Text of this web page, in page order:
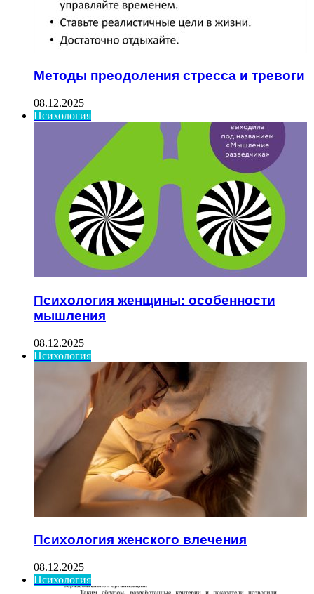
Методы преодоления стресса и тревоги
08.12.2025
Психология
Психология женщины: особенности
мышления
08.12.2025
Психология
Психология женского влечения
08.12.2025
Психология